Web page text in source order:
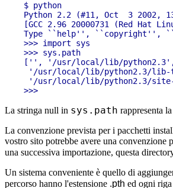
$ python
Python 2.2 (#11, Oct  3 2002,
[GCC 2.96 20000731 (Red Hat
Type ``help'', ``copyright'',
>>> import sys
>>> sys.path
['', '/usr/local/lib/
'/usr/local/lib/python2.3/
'/usr/local/lib/python2.3/site-
La stringa null in sys.path rappresenta
La convenzione prevista per i pacchetti
vostro sito potrebbe avere una convenzione
una successiva importazione, questa
Un sistema conveniente è quello di
percorso hanno l'estensione .pth ed ogni